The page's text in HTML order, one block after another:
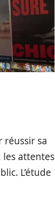
réussir sa
les attentes
L’étude